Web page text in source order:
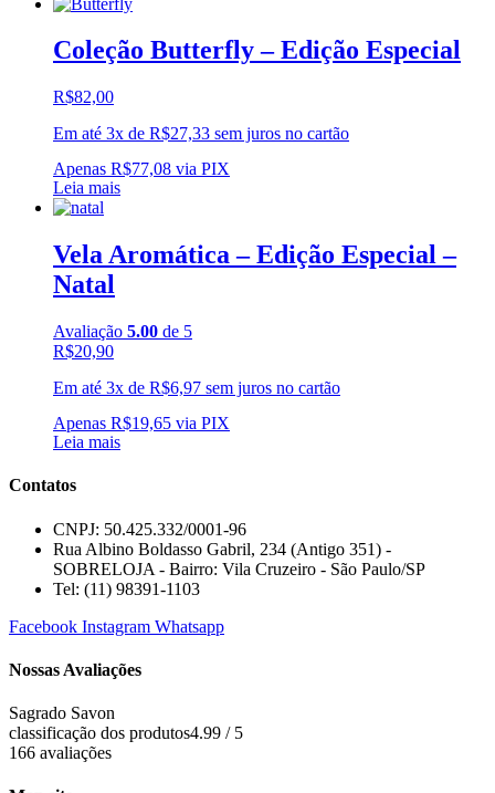
Coleção Butterfly – Edição Especial
R$82,00
Em até 3x de R$27,33 sem juros no cartão
Apenas R$77,08 via PIX
Leia mais
Vela Aromática – Edição Especial –
Natal
Avaliação 5.00 de 5
R$20,90
Em até 3x de R$6,97 sem juros no cartão
Apenas R$19,65 via PIX
Leia mais
Contatos
CNPJ: 50.425.332/0001-96
Rua Albino Boldasso Gabril, 234 (Antigo 351) -
SOBRELOJA - Bairro: Vila Cruzeiro - São Paulo/SP
​​​​​​​​​​​​​​​​​​​​Tel: (11) 98391-1103
Facebook Instagram Whatsapp
Nossas Avaliações
Sagrado Savon
classificação dos produtos4.99 / 5
166 avaliações